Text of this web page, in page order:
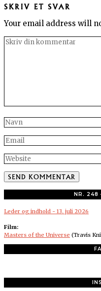
SKRIV ET SVAR
Your email address will
NR. 248
Leder og indhold - 13. juli 2026
Film:
Masters of the Universe (Travis